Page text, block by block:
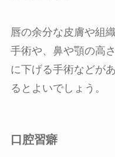
唇の余分な皮膚や組
手術や、鼻や顎の高
に下げる手術などが
るとよいでしょう。
口腔習癖